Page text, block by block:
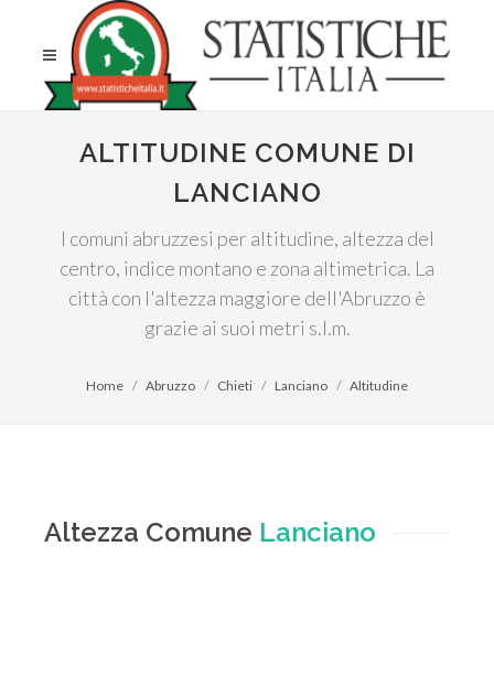
ALTITUDINE COMUNE DI
LANCIANO
I comuni abruzzesi per altitudine, altezza del
centro, indice montano e zona altimetrica. La
città con l'altezza maggiore dell'Abruzzo è
grazie ai suoi metri s.l.m.
Home Abruzzo Chieti Lanciano Altitudine
Altezza Comune Lanciano